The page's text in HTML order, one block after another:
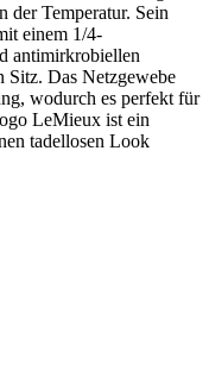
der Temperatur. Sein
einem 1/4-
antimirkrobiellen
Sitz. Das Netzgewebe
wodurch es perfekt für
LeMieux ist ein
tadellosen Look